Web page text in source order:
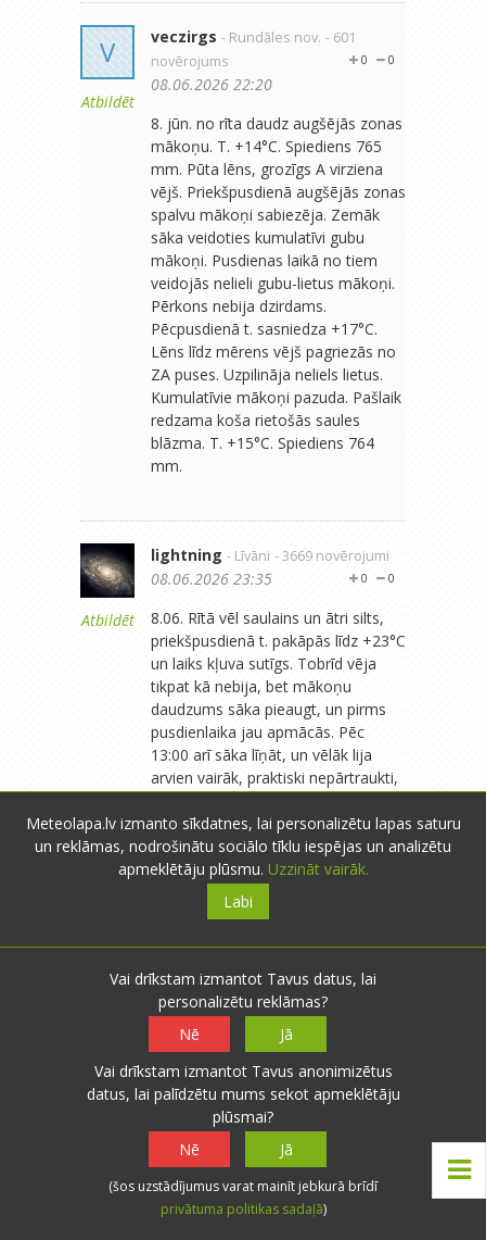
V
Atbildēt
veczirgs - Rundāles nov. - 601
novērojums
0
0
08.06.2026 22:20
8. jūn. no rīta daudz augšējās zonas
mākoņu. T. +14°C. Spiediens 765
mm. Pūta lēns, grozīgs A virziena
vējš. Priekšpusdienā augšējās zonas
spalvu mākoņi sabiezēja. Zemāk
sāka veidoties kumulatīvi gubu
mākoņi. Pusdienas laikā no tiem
veidojās nelieli gubu-lietus mākoņi.
Pērkons nebija dzirdams.
Pēcpusdienā t. sasniedza +17°C.
Lēns līdz mērens vējš pagriezās no
ZA puses. Uzpilināja neliels lietus.
Kumulatīvie mākoņi pazuda. Pašlaik
redzama koša rietošās saules
blāzma. T. +15°C. Spiediens 764
mm.
Atbildēt
lightning - Līvāni - 3669 novērojumi
0
0
08.06.2026 23:35
8.06. Rītā vēl saulains un ātri silts,
priekšpusdienā t. pakāpās līdz +23°C
un laiks kļuva sutīgs. Tobrīd vēja
tikpat kā nebija, bet mākoņu
daudzums sāka pieaugt, un pirms
pusdienlaika jau apmācās. Pēc
13:00 arī sāka līņāt, un vēlāk lija
arvien vairāk, praktiski nepārtraukti,
diezgan stipri. T. pamazām nokritās
līdz +17...+15°C. Arī vakarā lietus
turpinās, vējš lēns, t. šobrīd +14°C,
spiediens 760,5 mm.
Mārča - Liepāja - 1292 novērojumi
09.06.2026 00:40
Ilgstoša, stipra lietus ietekmē,
Daugavpilī nokrišņu daudzums
šodien sasniedzis 50,2 mm (2/3 no
jūnija lietus normas). Citviet šajā
reģionā ap 20-40 mm. Tikmēr
daudzviet Kurzemē turpinās
sausums, jo mēneša laikā nav lijis
vairāk par 20-35 mm. Padalies -
Meteolapa.lv izmanto sīkdatnes, lai personalizētu lapas saturu
un reklāmas, nodrošinātu sociālo tīklu iespējas un analizētu
apmeklētāju plūsmu. Uzzināt vairāk.
Labi
Vai drīkstam izmantot Tavus datus, lai
personalizētu reklāmas?
Nē
Jā
Vai drīkstam izmantot Tavus anonimizētus
datus, lai palīdzētu mums sekot apmeklētāju
plūsmai?
Nē
Jā
(šos uzstādījumus varat mainīt jebkurā brīdī
privātuma politikas sadaļā)